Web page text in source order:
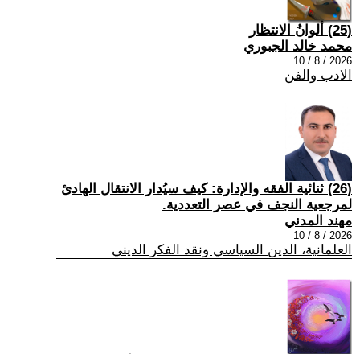
(25) ألوانُ الانتظار
محمد خالد الجبوري
2026 / 8 / 10
الادب والفن
(26) ثنائية الفقه والإدارة: كيف سيُدار الانتقال الهادئ
لمرجعية النجف في عصر التعددية.
مهند المدني
2026 / 8 / 10
العلمانية، الدين السياسي ونقد الفكر الديني